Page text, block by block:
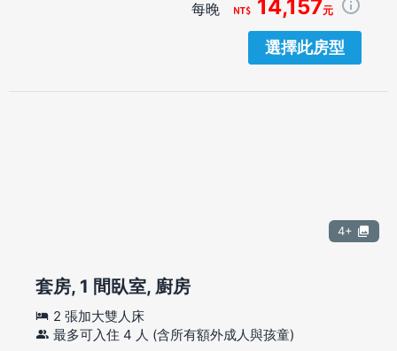
每晚 14,157元
選擇此房型
4+
套房, 1 間臥室, 廚房
2 張加大雙人床
最多可入住 4 人 (含所有額外成人與孩童)